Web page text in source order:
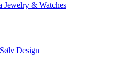
Jewelry & Watches
Design